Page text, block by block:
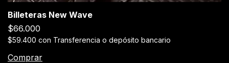
Billeteras New Wave
$66.000
$59.400 con Transferencia o depósito bancario
Comprar